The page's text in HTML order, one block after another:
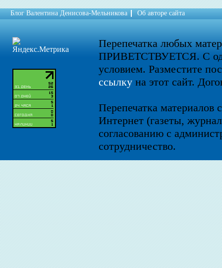
Блог Валентина Денисова-Мельникова Об авторе сайта
Перепечатка любых
ПРИВЕТСТВУЕТСЯ. С
условием. Разместите
ссылкуна этот сайт.
Перепечатка материалов
Интернет (газеты,
согласованию с
сотрудничество.